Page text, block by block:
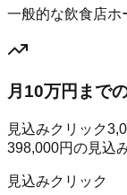
一般的な飲食店ホ
月10万円まで
見込みクリック
398,000円の見込
見込みクリック